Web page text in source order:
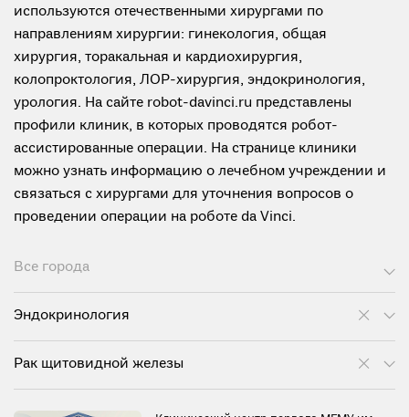
используются отечественными хирургами по
направлениям хирургии: гинекология, общая
хирургия, торакальная и кардиохирургия,
колопроктология, ЛОР-хирургия, эндокринология,
урология. На сайте robot-davinci.ru представлены
профили клиник, в которых проводятся робот-
ассистированные операции. На странице клиники
можно узнать информацию о лечебном учреждении и
связаться с хирургами для уточнения вопросов о
проведении операции на роботе da Vinci.
Все города
Эндокринология
Рак щитовидной железы